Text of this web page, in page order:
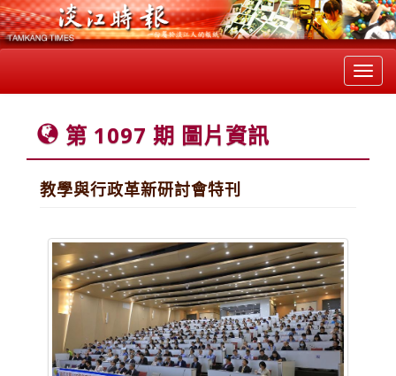
第 1097 期 圖片資訊
教學與行政革新研討會特刊